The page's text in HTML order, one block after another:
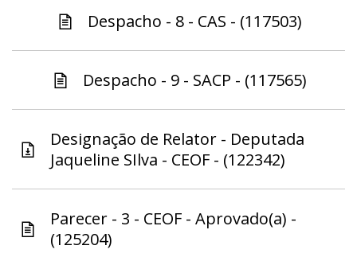
Despacho - 8 - CAS - (117503)
Despacho - 9 - SACP - (117565)
Designação de Relator - Deputada
Jaqueline SIlva - CEOF - (122342)
Parecer - 3 - CEOF - Aprovado(a) -
(125204)